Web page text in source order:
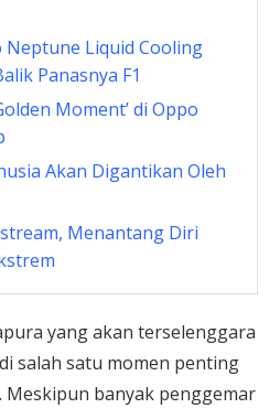
Liquid Cooling
Panasnya F1
Moment’ di Oppo
Akan Digantikan Oleh
Menantang Diri
yang akan terselenggara
salah satu momen penting
banyak penggemar